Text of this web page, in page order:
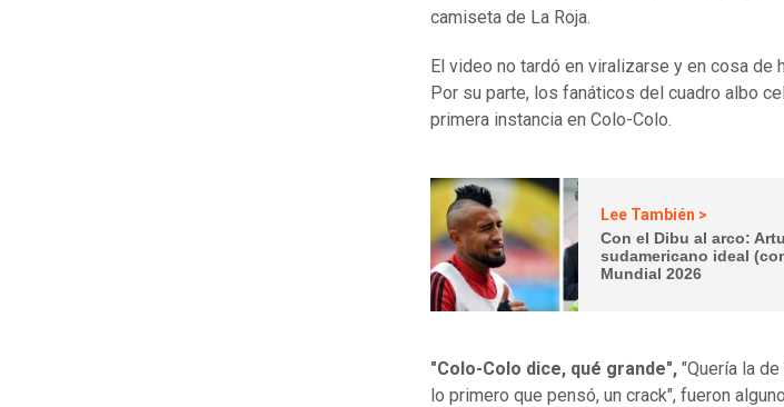
camiseta de La Roja.
El video no tardó en viralizarse y en cosa de
Por su parte, los fanáticos del cuadro albo
primera instancia en Colo-Colo.
Lee También >
Con el Dibu al arco:
sudamericano ideal
Mundial 2026
"Colo-Colo dice, qué grande", "Quería la
lo primero que pensó, un crack", fueron